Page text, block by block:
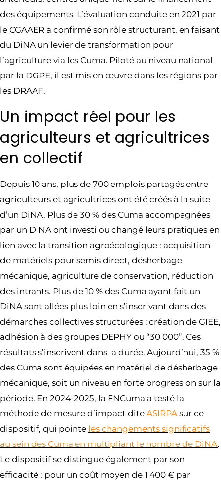
des équipements. L’évaluation conduite en 2021 par
le CGAAER a confirmé son rôle structurant, en faisant
du DiNA un levier de transformation pour
l’agriculture via les Cuma. Piloté au niveau national
par la DGPE, il est mis en œuvre dans les régions par
les DRAAF.
Un impact réel pour les
agriculteurs et agricultrices
en collectif
Depuis 10 ans, plus de 700 emplois partagés entre
agriculteurs et agricultrices ont été créés à la suite
d’un DiNA. Plus de 30 % des Cuma accompagnées
par un DiNA ont investi ou changé leurs pratiques en
lien avec la transition agroécologique : acquisition
de matériels pour semis direct, désherbage
mécanique, agriculture de conservation, réduction
des intrants. Plus de 10 % des Cuma ayant fait un
DiNA sont allées plus loin en s’inscrivant dans des
démarches collectives structurées : création de GIEE,
adhésion à des groupes DEPHY ou “30 000”. Ces
résultats s’inscrivent dans la durée. Aujourd’hui, 35 %
des Cuma sont équipées en matériel de désherbage
mécanique, soit un niveau en forte progression sur la
période. En 2024-2025, la FNCuma a testé la
méthode de mesure d’impact dite ASIRPA sur ce
dispositif, qui pointe les changements significatifs
au sein des Cuma en multipliant le nombre de DiNA.
Le dispositif se distingue également par son
efficacité : pour un coût moyen de 1 400 € par